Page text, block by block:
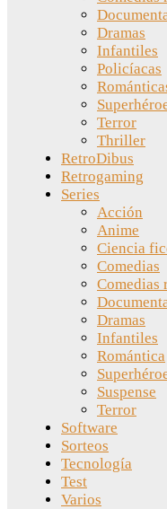
Dramas
Infantiles
Policíacas
Terror
Thriller
RetroDibus
Retrogaming
Series
Acción
Anime
Ciencia
Comedias
Comedias
Dramas
Infantiles
Romántica
Suspense
Terror
Software
Sorteos
Tecnología
Test
Varios